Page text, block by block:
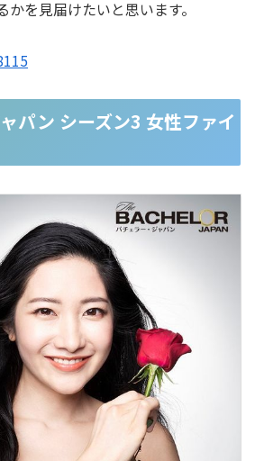
を見届けたいと思います。
パン シーズン3 女性ファイ